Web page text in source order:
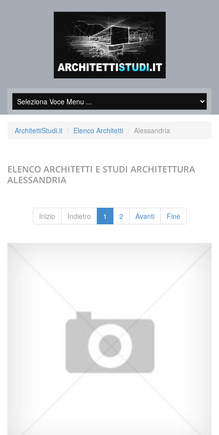
ArchitettiStudi.it Elenco Architetti Alessandria
ELENCO ARCHITETTI E STUDI ARCHITETTURA
ALESSANDRIA
Inizio Indietro 1 2 Avanti Fine